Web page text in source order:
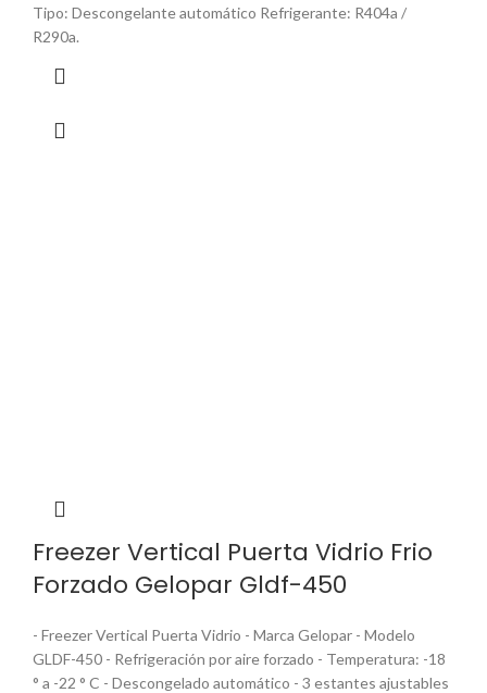
Tipo: Descongelante automático Refrigerante: R404a /
R290a.
Freezer Vertical Puerta Vidrio Frio
Forzado Gelopar Gldf-450
- Freezer Vertical Puerta Vidrio - Marca Gelopar - Modelo
GLDF-450 - Refrigeración por aire forzado - Temperatura: -18
° a -22 ° C - Descongelado automático - 3 estantes ajustables